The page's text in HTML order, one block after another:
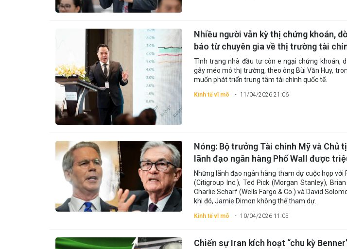
Kinh tế vĩ mô 11/04/2026 21:06
Nhiều người vẫn kỳ thị chứng khoán,
báo từ chuyên gia về thị trường tài
Tình trạng nhà đầu tư còn e ngại chứng khoán,
gây méo mó thị trường, theo ông Bùi Văn Huy,
muốn phát triển trung tâm tài chính quốc tế.
Kinh tế vĩ mô 10/04/2026 11:05
Nóng: Bộ trưởng Tài chính Mỹ và Chủ
lãnh đạo ngân hàng Phố Wall được
Những lãnh đạo ngân hàng tham dự cuộc họp với
(Citigroup Inc.), Ted Pick (Morgan Stanley),
Charlie Scharf (Wells Fargo & Co.) và David
khi đó, Jamie Dimon không thể tham dự.
Chiến sự Iran kích hoạt “chu kỳ